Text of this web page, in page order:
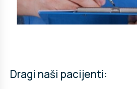
Dragi naši pacijenti: